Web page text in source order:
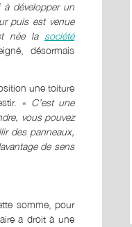
à développer un
puis est venue
née la société
désormais
une toiture
« C’est une
vous pouvez
des panneaux,
de sens
somme, pour
a droit à une